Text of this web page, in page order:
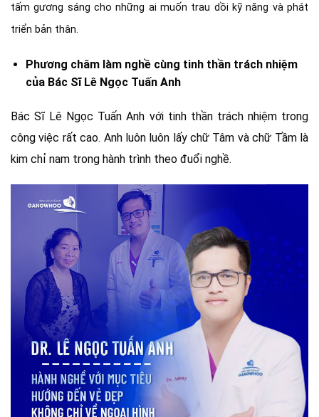
tấm gương sáng cho những ai muốn trau dồi kỹ năng và phát
triển bản thân.
Phương châm làm nghề cùng tinh thần trách nhiệm
của Bác Sĩ Lê Ngọc Tuấn Anh
Bác Sĩ Lê Ngọc Tuấn Anh với tinh thần trách nhiệm trong
công việc rất cao. Anh luôn luôn lấy chữ Tâm và chữ Tầm là
kim chỉ nam trong hành trình theo đuổi nghề.